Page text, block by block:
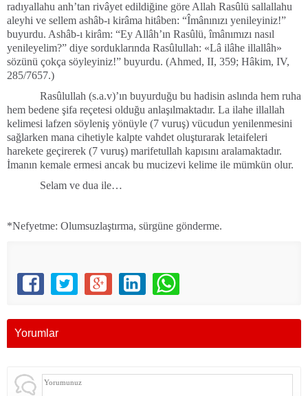
radıyallahu anh’tan rivâyet edildiğine göre Allah Rasûlü sallallahu
aleyhi ve sellem ashâb-ı kirâma hitâben: “Îmânınızı yenileyiniz!”
buyurdu. Ashâb-ı kirâm: “Ey Allâh’ın Rasûlü, îmânımızı nasıl
yenileyelim?” diye sorduklarında Rasûlullah: «Lâ ilâhe illallâh»
sözünü çokça söyleyiniz!” buyurdu. (Ahmed, II, 359; Hâkim, IV,
285/7657.)
Rasûlullah (s.a.v)’ın buyurduğu bu hadisin aslında hem ruha
hem bedene şifa reçetesi olduğu anlaşılmaktadır. La ilahe illallah
kelimesi lafzen söyleniş yönüyle (7 vuruş) vücudun yenilenmesini
sağlarken mana cihetiyle kalpte vahdet oluşturarak letaifeleri
harekete geçirerek (7 vuruş) marifetullah kapısını aralamaktadır.
İmanın kemale ermesi ancak bu mucizevi kelime ile mümkün olur.
Selam ve dua ile…
*Nefyetme: Olumsuzlaştırma, sürgüne gönderme.
Yorumlar